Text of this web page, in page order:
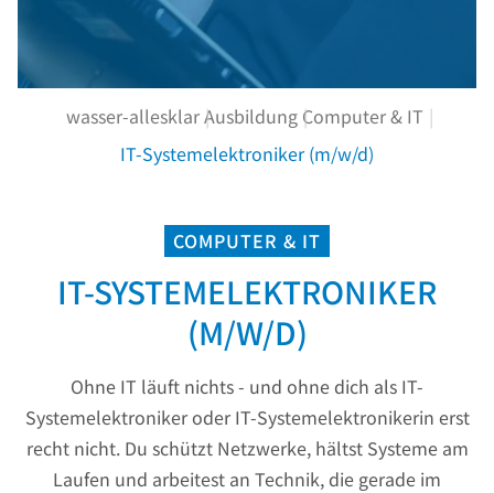
wasser-allesklarAusbildung Computer & IT
IT-Systemelektroniker (m/w/d)
COMPUTER & IT
IT-SYSTEMELEKTRONIKER
(M/W/D)
Ohne IT läuft nichts - und ohne dich als IT-
Systemelektroniker oder IT-Systemelektronikerin erst
recht nicht. Du schützt Netzwerke, hältst Systeme am
Laufen und arbeitest an Technik, die gerade im